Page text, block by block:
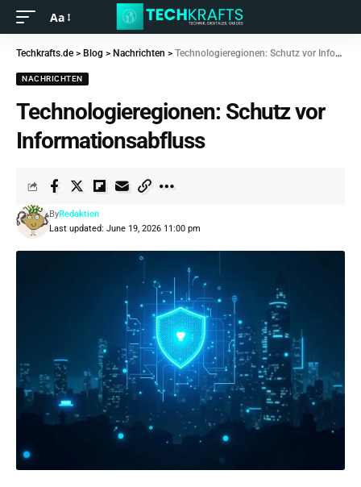
Aa
Techkrafts.de > Blog > Nachrichten > Technologieregionen: Schutz vor Informationsabfluss
NACHRICHTEN
Technologieregionen: Schutz vor
Informationsabfluss
Last updated: June 19, 2026 11:00 pm
ByRedaktion